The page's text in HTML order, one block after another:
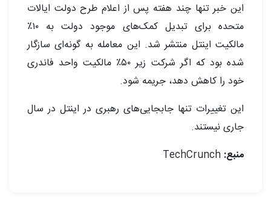
این خبر تنها چند هفته پس از اعلام طرح دولت ایالات
متحده برای تبدیل کمک‌های موجود دولت به ۱۰٪
مالکیت اینتل منتشر شد. این معامله به گونه‌ای سازگار
شده بود که اگر شرکت زیر ۵۰٪ مالکیت واحد فاندری
خود را کاهش دهد، جریمه شود.
این تغییرات تنها جابجایی‌های رهبری در اینتل در سال
جاری نیستند.
منبع: